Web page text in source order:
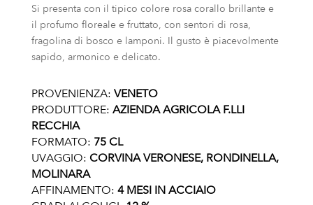
Si presenta con il tipico colore rosa corallo brillante e
il profumo floreale e fruttato, con sentori di rosa,
fragolina di bosco e lamponi. Il gusto è piacevolmente
sapido, armonico e delicato.
PROVENIENZA: VENETO
PRODUTTORE: AZIENDA AGRICOLA F.LLI
RECCHIA
FORMATO: 75 CL
UVAGGIO: CORVINA VERONESE, RONDINELLA,
MOLINARA
AFFINAMENTO: 4 MESI IN ACCIAIO